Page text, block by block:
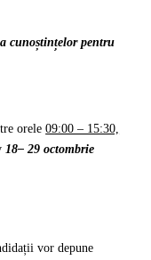
cunoștințelor pentru
orele09:00 – 15:30,
18– 29 octombrie
vor depune